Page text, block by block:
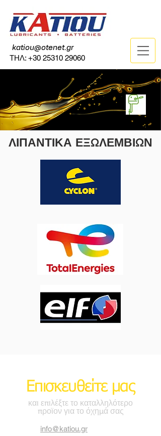
katiou@otenet.gr
ΤΗΛ: +30 25310 29060
ΛΙΠΑΝΤΙΚΑ ΕΞΩΛΕΜΒΙΩΝ
Επισκευθείτε μας
και επιλέξτε το καταλληλότερο
προϊον για το όχημά σας
info@katiou.gr